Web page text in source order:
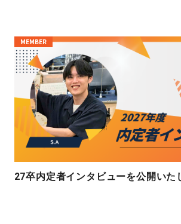
MEMBER
27卒内定者インタビューを公開いた